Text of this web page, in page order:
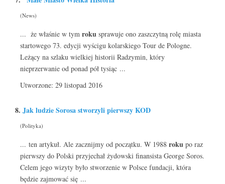
(News)
... że właśnie w tym roku sprawuje ono zaszczytną rolę miasta
startowego 73. edycji wyścigu kolarskiego Tour de Pologne.
Leżący na szlaku wielkiej historii Radzymin, który
nieprzerwanie od ponad pół tysiąc ...
Utworzone: 29 listopad 2016
8. Jak ludzie Sorosa stworzyli pierwszy KOD
(Polityka)
... ten artykuł. Ale zacznijmy od początku. W 1988 roku po raz
pierwszy do Polski przyjechał żydowski finansista George Soros.
Celem jego wizyty było stworzenie w Polsce fundacji, która
będzie zajmować się ...